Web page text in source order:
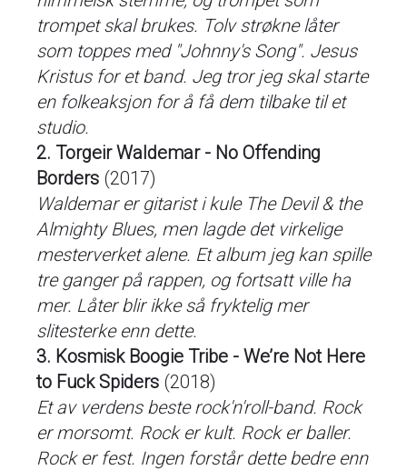
trompet skal brukes. Tolv strøkne låter
som toppes med "Johnny's Song". Jesus
Kristus for et band. Jeg tror jeg skal starte
en folkeaksjon for å få dem tilbake til et
studio.
2. Torgeir Waldemar - No Offending
Borders (2017)
Waldemar er gitarist i kule The Devil & the
Almighty Blues, men lagde det virkelige
mesterverket alene. Et album jeg kan spille
tre ganger på rappen, og fortsatt ville ha
mer. Låter blir ikke så fryktelig mer
slitesterke enn dette.
3. Kosmisk Boogie Tribe - We’re Not Here
to Fuck Spiders (2018)
Et av verdens beste rock'n'roll-band. Rock
er morsomt. Rock er kult. Rock er baller.
Rock er fest. Ingen forstår dette bedre enn